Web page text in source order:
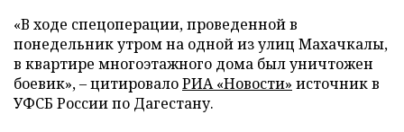
«В ходе спецоперации, проведенной в
понедельник утром на одной из улиц Махачкалы,
в квартире многоэтажного дома был уничтожен
боевик», – цитировалоРИА «Новости» источник в
УФСБ России по Дагестану.